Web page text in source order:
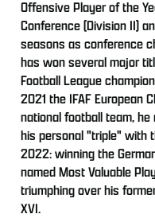
Offensive Player of the
Conference (Division II)
seasons as conference
has won several major
Football League
2021 the IFAF European
national football team,
his personal "triple" with
2022: winning the
named Most Valuable
triumphing over his
XVI.